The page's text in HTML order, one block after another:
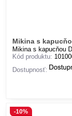
Mikina s
Mikina s kapucňou
Kód produktu:
Dostupnosť:
-10%